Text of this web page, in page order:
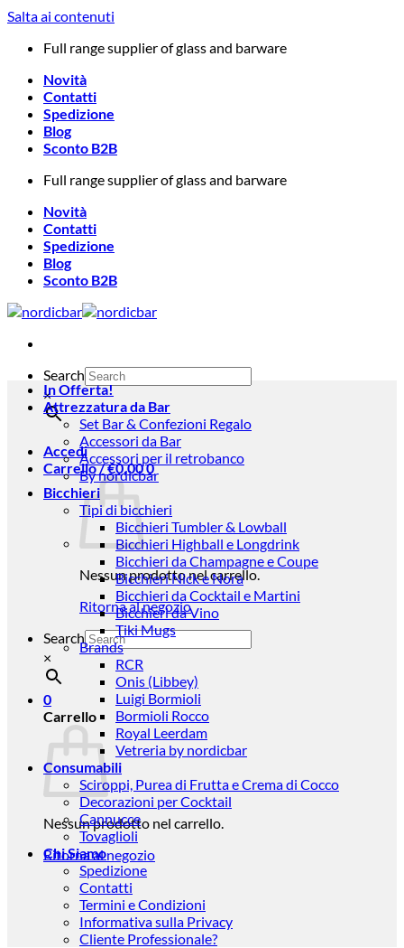
Salta ai contenuti
Full range supplier of glass and barware
Novità
Contatti
Spedizione
Blog
Sconto B2B
Full range supplier of glass and barware
Novità
Contatti
Spedizione
Blog
Sconto B2B
Search
×
Accedi
Carrello /€0,000
Nessun prodotto nel carrello.
Ritorna al negozio
Search
×
0
Carrello
Nessun prodotto nel carrello.
Ritorna al negozio
In Offerta!
Attrezzatura da Bar
Set Bar & Confezioni Regalo
Accessori da Bar
Accessori per il retrobanco
By nordicbar
Bicchieri
Tipi di bicchieri
Bicchieri Tumbler & Lowball
Bicchieri Highball e Longdrink
Bicchieri da Champagne e Coupe
Bicchieri Nick e Nora
Bicchieri da Cocktail e Martini
Bicchieri da Vino
Tiki Mugs
Brands
RCR
Onis (Libbey)
Luigi Bormioli
Bormioli Rocco
Royal Leerdam
Vetreria by nordicbar
Consumabili
Sciroppi, Purea di Frutta e Crema di Cocco
Decorazioni per Cocktail
Cannucce
Tovaglioli
Chi Siamo
Spedizione
Contatti
Termini e Condizioni
Informativa sulla Privacy
Cliente Professionale?